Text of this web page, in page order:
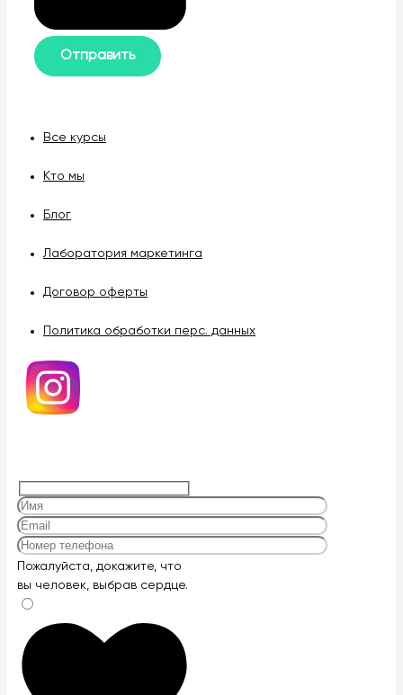
Все курсы
Кто мы
Блог
Лаборатория маркетинга
Договор оферты
Политика обработки перс. данных
Оставьте
это
поле
пустым.
Пожалуйста, докажите, что
вы человек, выбравсердце.